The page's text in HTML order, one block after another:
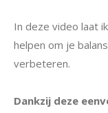
In deze video laat
helpen om je
verbeteren.
Dankzij deze